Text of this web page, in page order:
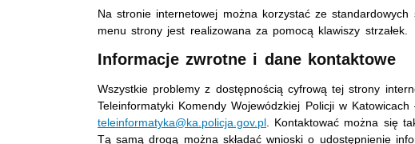
Na stronie internetowej można korzystać ze standardowych
menu strony jest realizowana za pomocą klawiszy strzałek.
Informacje zwrotne i dane kontaktowe
Wszystkie problemy z dostępnością cyfrową tej strony
Teleinformatyki Komendy Wojewódzkiej Policji w Katowicach
teleinformatyka@ka.policja.gov.pl. Kontaktować można się
Tą samą drogą można składać wnioski o udostępnienie